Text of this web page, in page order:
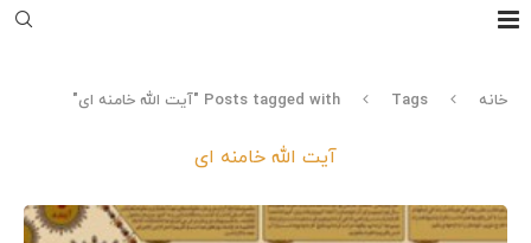
خانه Tags Posts tagged with "آیت الله خامنه ای"
آیت الله خامنه ای